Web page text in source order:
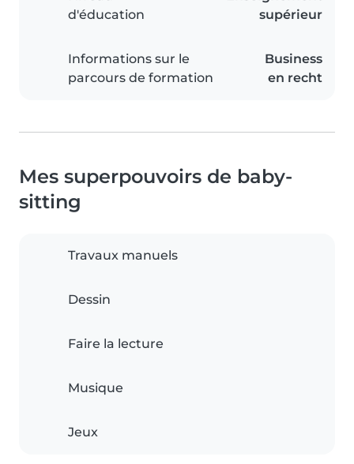
d'éducation
supérieur
Informations sur le
parcours de formation
Business
en recht
Mes superpouvoirs de baby-
sitting
Travaux manuels
Dessin
Faire la lecture
Musique
Jeux